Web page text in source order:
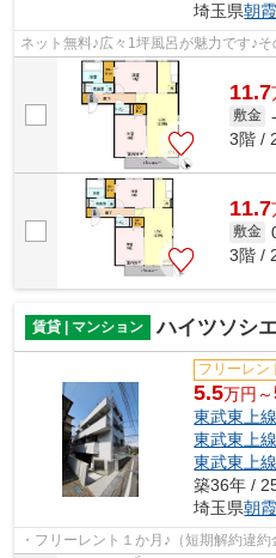
埼玉県朝
ネット無料♪広々1坪風呂が魅力です♪
11.7
敷金 -
3階 /
11.7
敷金
3階 /
賃貸 | マンション ハイツソシ
フリーレン
5.5万円～
東武東上線
東武東上線
東武東上線
築36年 /
埼玉県朝
・フリーレント１か月♪（短期解約違